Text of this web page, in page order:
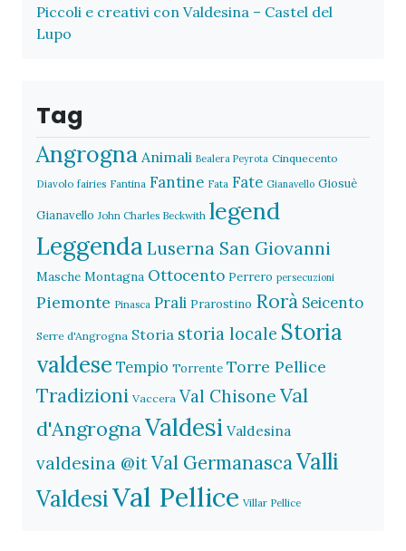
Piccoli e creativi con Valdesina – Castel del
Lupo
Tag
Angrogna Animali Bealera Peyrota Cinquecento
Diavolo fairies Fantina Fantine Fata Fate Gianavello Giosuè
Gianavello John Charles Beckwith legend
Leggenda Luserna San Giovanni
Masche Montagna Ottocento Perrero persecuzioni
Piemonte Pinasca Prali Prarostino Rorà Seicento
Serre d'Angrogna Storia storia locale Storia
valdese Tempio Torrente Torre Pellice
Tradizioni Vaccera Val Chisone Val
d'AngrognaValdesi Valdesina
valdesina @itVal GermanascaValli
ValdesiVal Pellice Villar Pellice